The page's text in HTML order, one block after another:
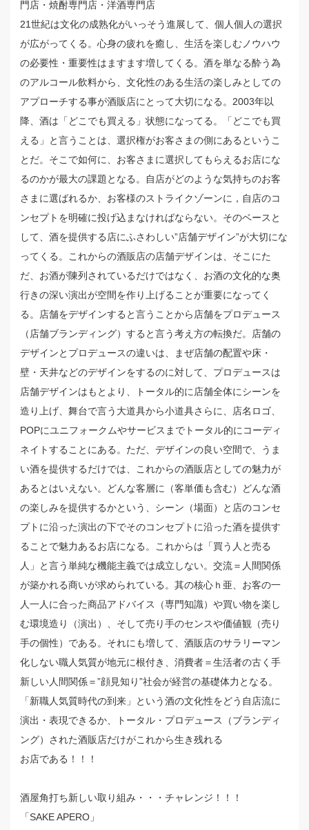
門店・焼酎専門店・洋酒専門店
21世紀は文化の成熟化がいっそう進展して、個人個人の選択
が広がってくる。心身の疲れを癒し、生活を楽しむノウハウ
の必要性・重要性はますます増してくる。酒を単なる酔う為
のアルコール飲料から、文化性のある生活の楽しみとしての
アプローチする事が酒販店にとって大切になる。2003年以
降、酒は「どこでも買える」状態になってる。「どこでも買
える」と言うことは、選択権がお客さまの側にあるというこ
とだ。そこで如何に、お客さまに選択してもらえるお店にな
るのかが最大の課題となる。自店がどのような気持ちのお客
さまに選ばれるか、お客様のストライクゾーンに，自店のコ
ンセプトを明確に投げ込まなければならない。そのベースと
して、酒を提供する店にふさわしい”店舗デザイン”が大切にな
ってくる。これからの酒販店の店舗デザインは、そこにた
だ、お酒が陳列されているだけではなく、お酒の文化的な奥
行きの深い演出が空間を作り上げることが重要になってく
る。店舗をデザインすると言うことから店舗をプロデュース
（店舗ブランディング）すると言う考え方の転換だ。店舗の
デザインとプロデュースの違いは、まぜ店舗の配置や床・
壁・天井などのデザインをするのに対して、プロデュースは
店舗デザインはもとより、トータル的に店舗全体にシーンを
造り上げ、舞台で言う大道具から小道具さらに、店名ロゴ、
POPにユニフォークムやサービスまでトータル的にコーディ
ネイトすることにある。ただ、デザインの良い空間で、うま
い酒を提供するだけでは、これからの酒販店としての魅力が
あるとはいえない。どんな客層に（客単価も含む）どんな酒
の楽しみを提供するかという、シーン（場面）と店のコンセ
プトに沿った演出の下でそのコンセプトに沿った酒を提供す
ることで魅力あるお店になる。これからは「買う人と売る
人」と言う単純な機能主義では成立しない。交流＝人間関係
が築かれる商いが求められている。其の核心ｈ亜、お客の一
人一人に合った商品アドバイス（専門知識）や買い物を楽し
む環境造り（演出）、そして売り手のセンスや価値観（売り
手の個性）である。それにも増して、酒販店のサラリーマン
化しない職人気質が地元に根付き、消費者＝生活者の古く手
新しい人間関係＝”顔見知り”社会が経営の基礎体力となる。
「新職人気質時代の到来」という酒の文化性をどう自店流に
演出・表現できるか、トータル・プロデュース（ブランディ
ング）された酒販店だけがこれから生き残れる
お店である！！！
酒屋角打ち新しい取り組み・・・チャレンジ！！！
「SAKE APERO」